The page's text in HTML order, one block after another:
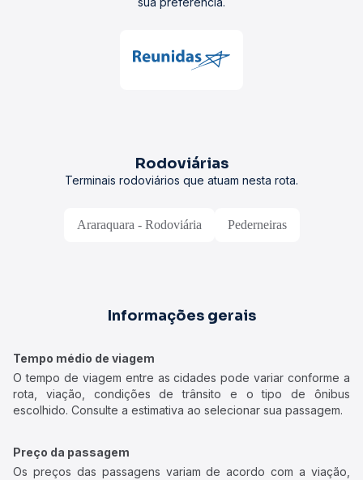
Rodoviárias
Terminais rodoviários que atuam nesta rota.
Araraquara - Rodoviária Pederneiras
Informações gerais
Tempo médio de viagem
O tempo de viagem entre as cidades pode variar conforme a
rota, viação, condições de trânsito e o tipo de ônibus
escolhido. Consulte a estimativa ao selecionar sua passagem.
Preço da passagem
Os preços das passagens variam de acordo com a viação,